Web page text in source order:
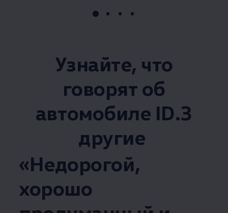
Узнайте, что
говорят об
автомобиле ID.3
другие
«Недорогой,
хорошо